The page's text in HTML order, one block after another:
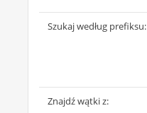
Szukaj według prefiksu:
Znajdź wątki z: